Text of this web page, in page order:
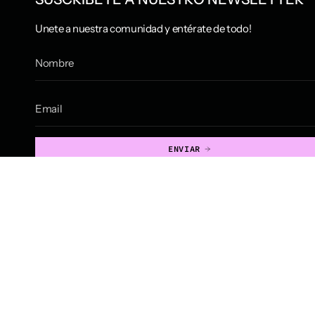
Unete a nuestra comunidad y entérate de todo!
ENVIAR